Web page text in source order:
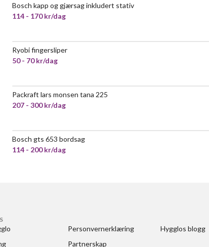
Bosch kapp og gjærsag inkludert stativ
114 - 170 kr/dag
Ryobi fingersliper
50 - 70 kr/dag
Packraft lars monsen tana 225
207 - 300 kr/dag
Bosch gts 653 bordsag
114 - 200 kr/dag
Personvernerklæring
Partnerskap
Hygglos blogg